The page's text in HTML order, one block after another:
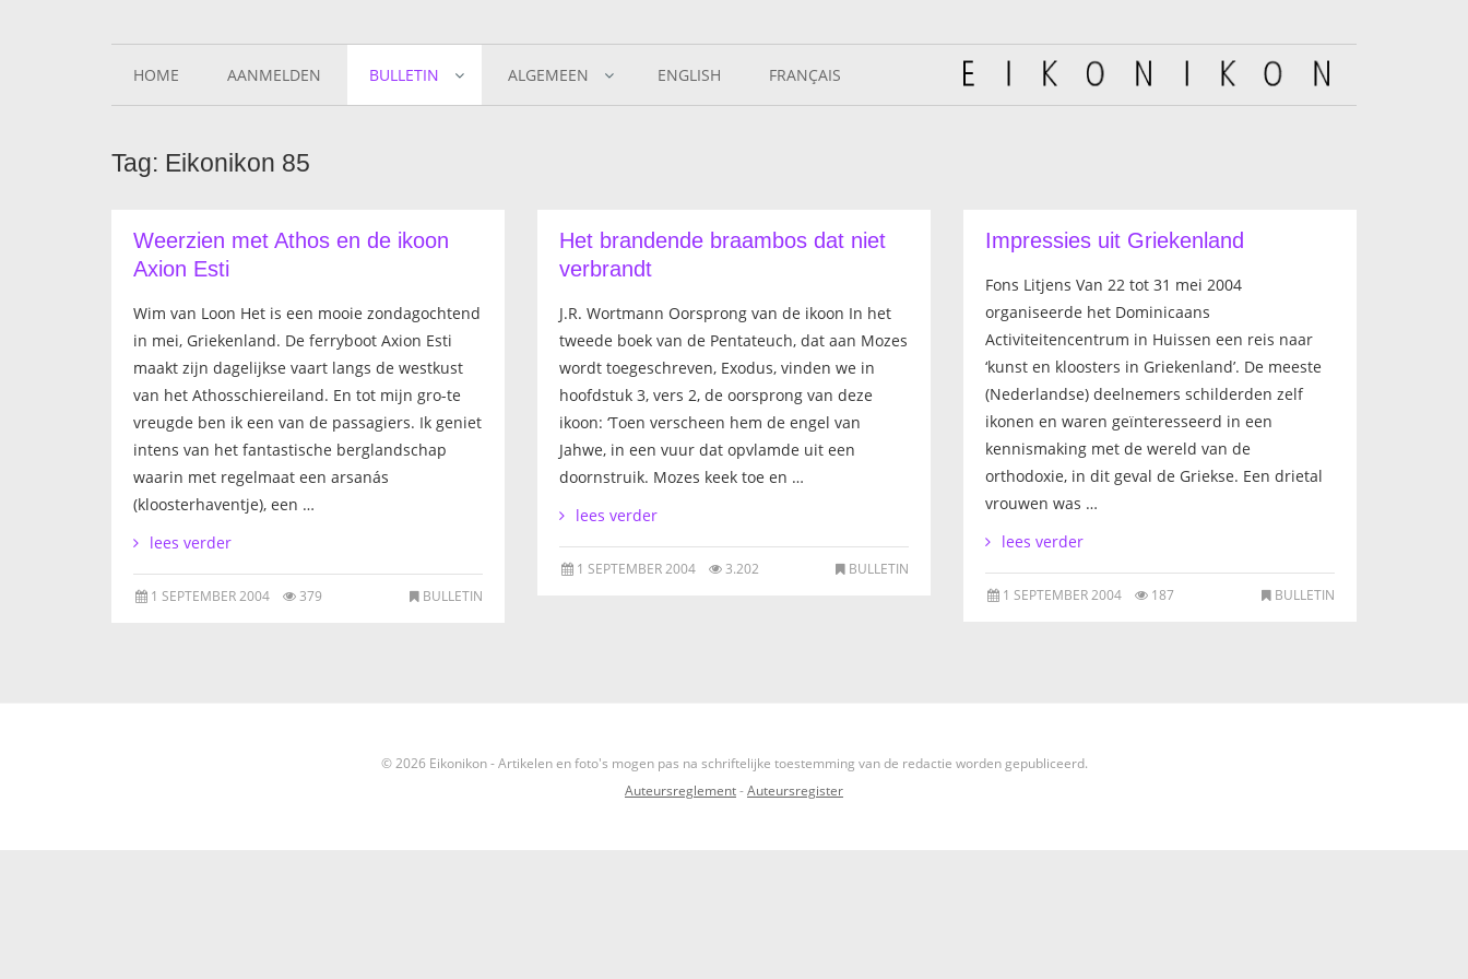
HOME AANMELDEN BULLETIN ALGEMEEN ENGLISH FRANÇAIS
Tag: Eikonikon 85
Weerzien met Athos en de ikoon
Axion Esti
Wim van Loon Het is een mooie zondagochtend
in mei, Griekenland. De ferryboot Axion Esti
maakt zijn dagelijkse vaart langs de westkust
van het Athosschiereiland. En tot mijn gro-te
vreugde ben ik een van de passagiers. Ik geniet
intens van het fantastische berglandschap
waarin met regelmaat een arsanás
(kloosterhaventje), een …
lees verder
BULLETIN
1 SEPTEMBER 2004 379
Het brandende braambos dat niet
verbrandt
J.R. Wortmann Oorsprong van de ikoon In het
tweede boek van de Pentateuch, dat aan Mozes
wordt toegeschreven, Exodus, vinden we in
hoofdstuk 3, vers 2, de oorsprong van deze
ikoon: ‘Toen verscheen hem de engel van
Jahwe, in een vuur dat opvlamde uit een
doornstruik. Mozes keek toe en …
lees verder
BULLETIN
1 SEPTEMBER 2004 3.202
Impressies uit Griekenland
Fons Litjens Van 22 tot 31 mei 2004
organiseerde het Dominicaans
Activiteitencentrum in Huissen een reis naar
‘kunst en kloosters in Griekenland’. De meeste
(Nederlandse) deelnemers schilderden zelf
ikonen en waren geïnteresseerd in een
kennismaking met de wereld van de
orthodoxie, in dit geval de Griekse. Een drietal
vrouwen was …
lees verder
BULLETIN
1 SEPTEMBER 2004 187
© 2026 Eikonikon - Artikelen en foto's mogen pas na schriftelijke toestemming van de redactie worden gepubliceerd.
Auteursreglement-Auteursregister